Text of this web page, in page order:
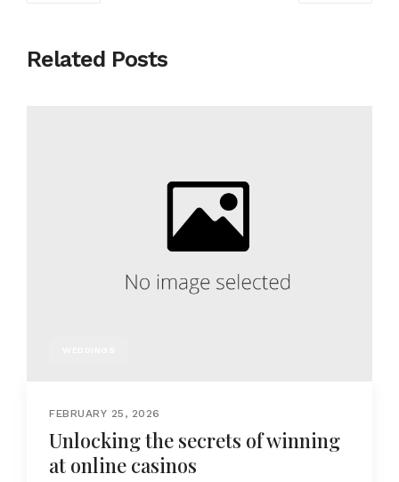
Related Posts
FEBRUARY 25, 2026
Unlocking the secrets of winning
at online casinos